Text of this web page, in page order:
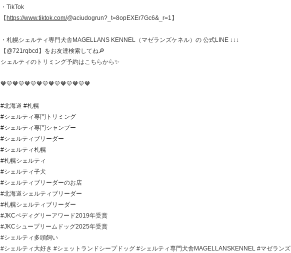
・TikTok
【 https://www.tiktok.com/@aciudogrun?_t=8opEXEr7Gc6&_r=1】
・札幌シェルティ専門犬舎MAGELLANS KENNEL（マゼランズケネル）の 公式LINE ↓↓↓
【@721rqbcd】をお友達検索してね🔎
シェルティのトリミング予約はこちらから✨
🧡💛🧡💛🧡💛🧡💛🧡💛🧡💛🧡💛🧡
#北海道 #札幌
#シェルティ専門トリミング
#シェルティ専門シャンプー
#シェルティブリーダー
#シェルティ札幌
#札幌シェルティ
#シェルティ子犬
#シェルティブリーダーのお店
#北海道シェルティブリーダー
#札幌シェルティブリーダー
#JKCペディグリーアワード2019年受賞
#JKCシュープリームドッグ2025年受賞
#シェルティ多頭飼い
#シェルティ大好き #シェットランドシープドッグ #シェルティ専門犬舎MAGELLANSKENNEL #マゼランズ